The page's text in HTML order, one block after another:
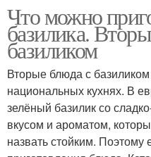
Что можно
базилика.
базиликом
Вторые блюда с
национальных кухнях. В
зелёный базилик со
вкусом и ароматом,
назвать стойким. Поэтому